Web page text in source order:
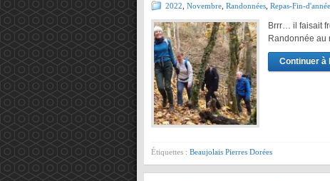
2022 Novembre Randonnées Repas-Fin-d'année
Brrr… il faisait
Randonnée au
Continuer à
Étiquettes : Beaujolais Pierres Dorées